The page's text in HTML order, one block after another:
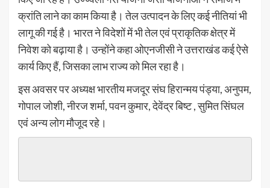
क्रांति लाने का काम किया है। तेल उत्पादन के लिए कई नीतियां भी
लागू की गई है। भारत ने विदेशों में भी तेल एवं प्राकृतिक क्षेत्र में
निवेश को बढ़ाया है। उन्होंने कहा ओएनजीसी ने उत्तराखंड कई ऐसे
कार्य किए हैं, जिसका लाभ राज्य को मिल रहा है।
इस अवसर पर अध्यक्ष भारतीय मजदूर संघ हिरान्मय पंड्या, अनुपम,
गोपाल जोशी, नीरज शर्मा, पवन कुमार, देवेंद्र बिष्ट , सुमित सिंघल
एवं अन्य लोग मौजूद रहे।